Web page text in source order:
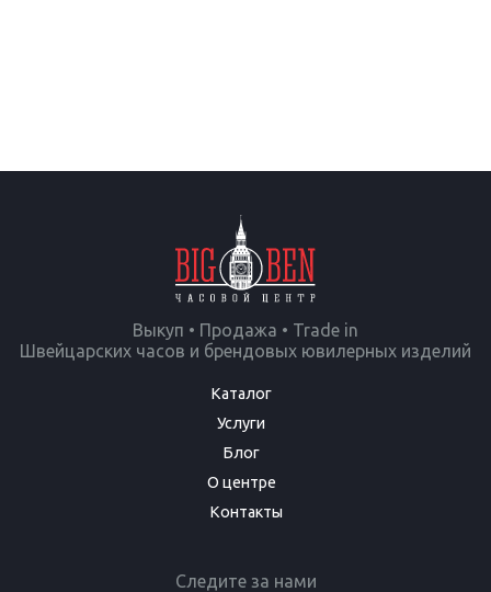
Выкуп • Продажа • Trade in
Швейцарских часов и брендовых ювилерных изделий
Каталог
Услуги
Блог
О центре
Контакты
Следите за нами